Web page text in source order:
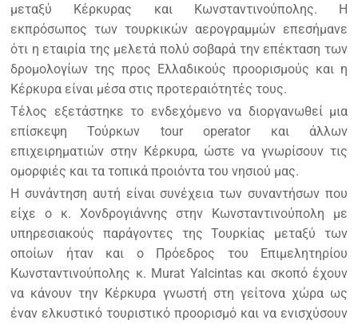
μεταξύ Κέρκυρας και Κωνσταντινούπολης. Η
εκπρόσωπος των τουρκικών αερογραμμών επεσήμανε
ότι η εταιρία της μελετά πολύ σοβαρά την επέκταση των
δρομολογίων της προς Ελλαδικούς προορισμούς και η
Κέρκυρα είναι μέσα στις προτεραιότητές τους.
Τέλος εξετάστηκε το ενδεχόμενο να διοργανωθεί μια
επίσκεψη Τούρκων tour operator και άλλων
επιχειρηματιών στην Κέρκυρα, ώστε να γνωρίσουν τις
ομορφιές και τα τοπικά προιόντα του νησιού μας.
Η συνάντηση αυτή είναι συνέχεια των συναντήσων που
είχε ο κ. Χονδρογιάννης στην Κωνσταντινούπολη με
υπηρεσιακούς παράγοντες της Τουρκίας μεταξύ των
οποίων ήταν και ο Πρόεδρος του Επιμελητηρίου
Κωνσταντινούπολης κ. Murat Yalcintas και σκοπό έχουν
να κάνουν την Κέρκυρα γνωστή στη γείτονα χώρα ως
έναν ελκυστικό τουριστικό προορισμό και να ενισχύσουν